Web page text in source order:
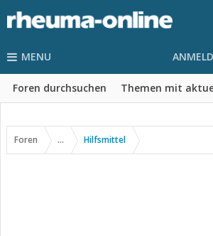
MENU
Foren durchsuchen Themen mit
Foren ... Hilfsmittel